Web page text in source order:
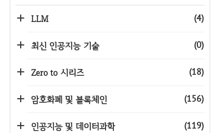
LLM (4)
최신 인공지능 기술 (0)
Zero to 시리즈 (18)
암호화폐 및 블록체인 (156)
인공지능 및 데이터과학 (119)